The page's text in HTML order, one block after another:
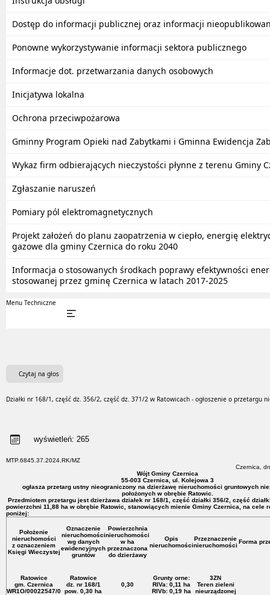
Dostęp do informacji publicznej oraz informacji
Ponowne wykorzystywanie informacji sektora publicznego
Informacje dot. przetwarzania danych osobowych
Inicjatywa lokalna
Ochrona przeciwpożarowa
Gminny Program Opieki nad Zabytkami i Gminna Ewidencja
Wykaz firm odbierających nieczystości płynne z terenu Gminy
Zgłaszanie naruszeń
Pomiary pól elektromagnetycznych
Projekt założeń do planu zaopatrzenia w ciepło, energię
gazowe dla gminy Czernica do roku 2040
Informacja o stosowanych środkach poprawy efektywności
stosowanej przez gminę Czernica w latach 2017-2025
Menu Techniczne
Czytaj na głos
Działki nr 168/1, część dz. 356/2, część dz. 371/2 w Ratowicach - ogłoszenie o przetargu
wyświetleń: 265
MTP.6845.37.2024.RK/MZ
Czernica,
Wójt Gminy Czernica
55-003 Czernica, ul. Kolejowa 3
ogłasza przetarg ustny nieograniczony na dzierżawę nieruchomości gruntowych
położonych w obrębie Ratowic.
Przedmiotem przetargu jest dzierżawa działek nr 168/1, część działki 356/2, część
powierzchni 11,88 ha w obrębie Ratowic, stanowiących mienie Gminy Czernica, na cele
poniżej:
Położenie
nieruchomości
z oznaczeniem
Księgi Wieczystej
Oznaczenie
nieruchomości
wg danych
ewidencyjnych
gruntów
Powierzchnia
nieruchomości
w ha
przeznaczona
do dzierżawy
Opis
nieruchomości
Przeznaczenie
nieruchomości
Forma
Ratowice
gm. Czernica
WR1O/00022547/0
Ratowice
dz. nr 168/1
pow. 0,30 ha
0,30
Grunty orne:
RIVa: 0,11 ha
RIVb: 0,19 ha
3ZN
Teren zieleni
nieurządzonej